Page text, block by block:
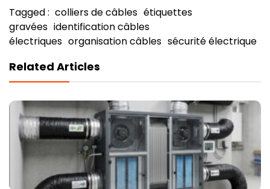
Tagged : colliers de câbles étiquettes
gravées identification câbles
électriques organisation câbles sécurité électrique
Related Articles